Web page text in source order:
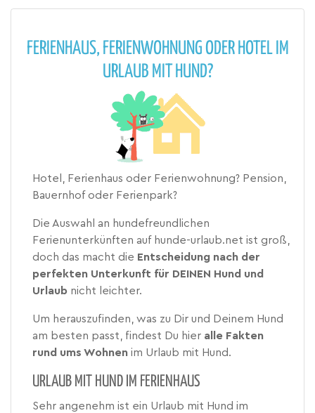
FERIENHAUS, FERIENWOHNUNG ODER HOTEL IM
URLAUB MIT HUND?
Hotel, Ferienhaus oder Ferienwohnung? Pension,
Bauernhof oder Ferienpark?
Die Auswahl an hundefreundlichen
Ferienunterkünften auf hunde-urlaub.net ist groß,
doch das macht die Entscheidung nach der
perfekten Unterkunft für DEINEN Hund und
Urlaub nicht leichter.
Um herauszufinden, was zu Dir und Deinem Hund
am besten passt, findest Du hier alle Fakten
rund ums Wohnen im Urlaub mit Hund.
URLAUB MIT HUND IM FERIENHAUS
Sehr angenehm ist ein Urlaub mit Hund im